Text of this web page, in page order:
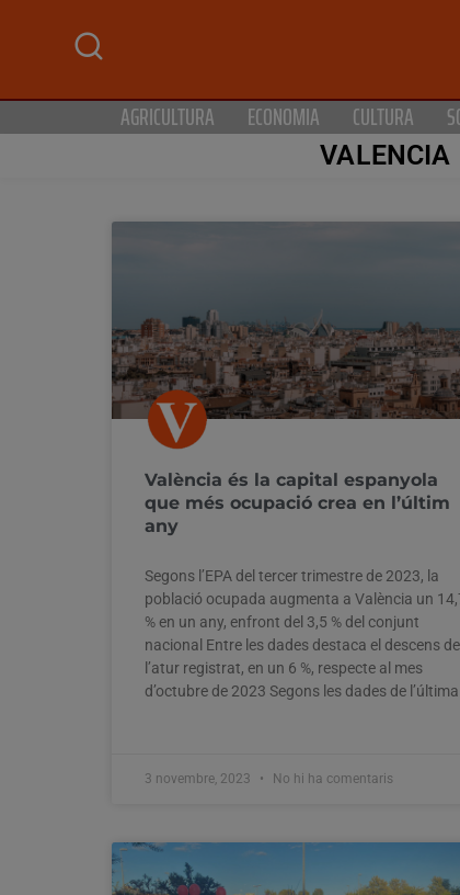
AGRICULTURA ECONOMIA CULTURA
VALENCIA
València és la capital espanyola
que més ocupació crea en l’últim
any
Segons l’EPA del tercer trimestre de 2023, la
població ocupada augmenta a València un
% en un any, enfront del 3,5 % del conjunt
nacional Entre les dades destaca el descens de
l’atur registrat, en un 6 %, respecte al mes
d’octubre de 2023 Segons les dades de l’última
3 novembre, 2023 No hi ha comentaris